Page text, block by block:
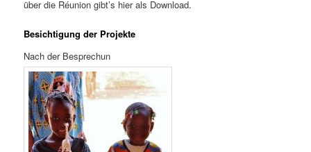
über die Réunion gibt’s hier als Download.
Besichtigung der Projekte
Nach der Besprechun